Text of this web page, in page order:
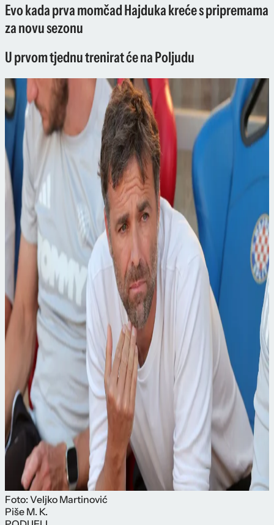
Evo kada prva momčad Hajduka kreće s pripremama
za novu sezonu
U prvom tjednu trenirat će na Poljudu
Foto: Veljko Martinović
Piše M. K.